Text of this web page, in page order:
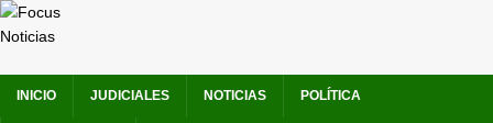
INICIO JUDICIALES NOTICIAS POLÍTICA